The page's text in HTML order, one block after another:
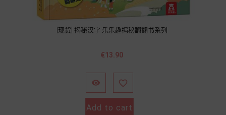
[现货] 揭秘汉字 乐乐趣揭秘翻翻书系列
Price
€13.90
 
Add to cart